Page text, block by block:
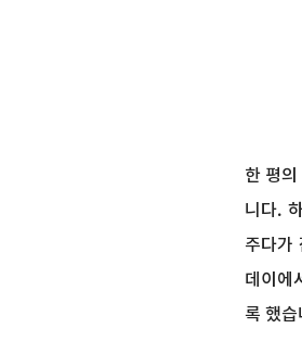
한 평
니다.
주다가
데이에
록 했습